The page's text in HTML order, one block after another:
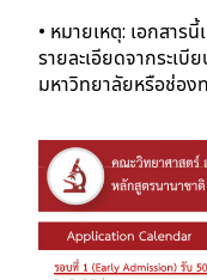
• หมายเหตุ: เอกสา
รายละเอียดจากระเ
มหาวิทยาลัยหรือช่อง